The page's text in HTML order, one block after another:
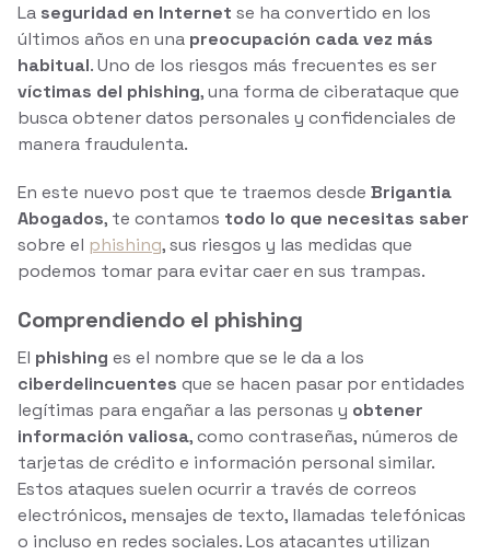
La seguridad en Internet se ha convertido en los
últimos años en una preocupación cada vez más
habitual. Uno de los riesgos más frecuentes es ser
víctimas del phishing, una forma de ciberataque que
busca obtener datos personales y confidenciales de
manera fraudulenta.
En este nuevo post que te traemos desde Brigantia
Abogados, te contamos todo lo que necesitas saber
sobre el phishing, sus riesgos y las medidas que
podemos tomar para evitar caer en sus trampas.
Comprendiendo el phishing
El phishing es el nombre que se le da a los
ciberdelincuentes que se hacen pasar por entidades
legítimas para engañar a las personas y obtener
información valiosa, como contraseñas, números de
tarjetas de crédito e información personal similar.
Estos ataques suelen ocurrir a través de correos
electrónicos, mensajes de texto, llamadas telefónicas
o incluso en redes sociales. Los atacantes utilizan